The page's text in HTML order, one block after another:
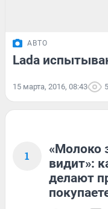
АВТО
Lada
15 марта, 2016, 08:43
1
«Молоко
видит»:
делают